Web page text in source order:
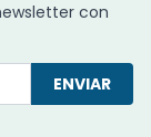
con
ENVIAR